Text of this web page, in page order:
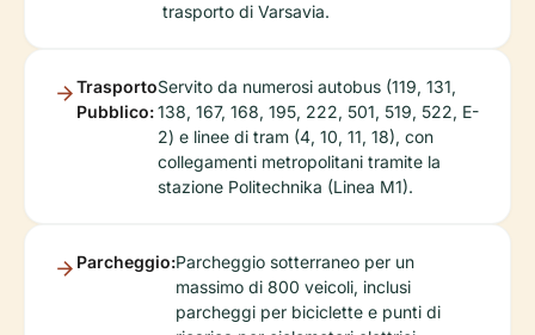
trasporto di Varsavia.
Trasporto
Pubblico:
Servito da numerosi autobus (119, 131,
138, 167, 168, 195, 222, 501, 519, 522, E-
2) e linee di tram (4, 10, 11, 18), con
collegamenti metropolitani tramite la
stazione Politechnika (Linea M1).
Parcheggio:Parcheggio sotterraneo per un
massimo di 800 veicoli, inclusi
parcheggi per biciclette e punti di